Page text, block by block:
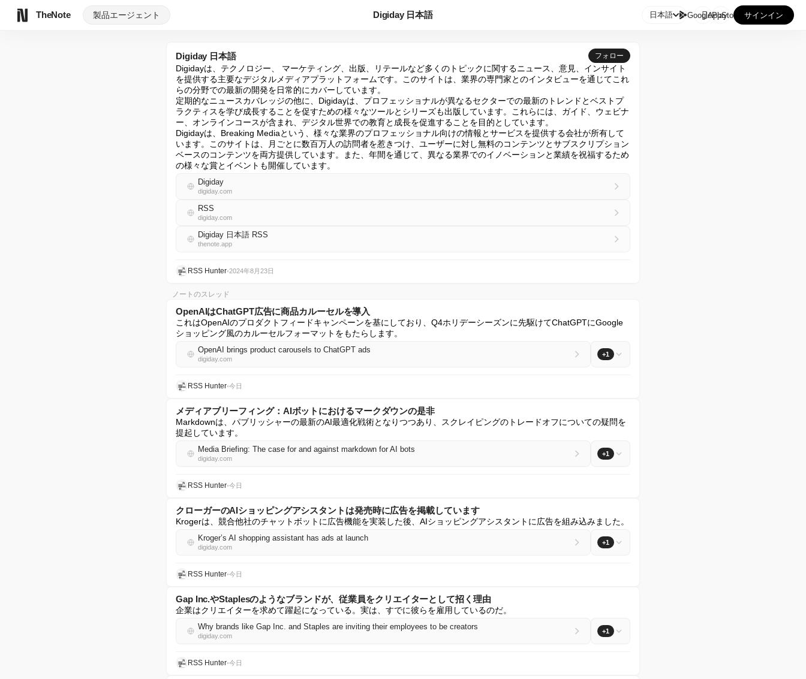
TheNote 製品エージェント Digiday 日本語 日本語 GooglePlay
AppStore サインイン
Digiday 日本語 フォロー
Digidayは、テクノロジー、 マーケティング、出版、リテールなど多くのトピックに関するニュース、意見、インサイト
を提供する主要なデジタルメディアプラットフォームです。このサイトは、業界の専門家とのインタビューを通じてこれ
らの分野での最新の開発を日常的にカバーしています。
定期的なニュースカバレッジの他に、Digidayは、プロフェッショナルが異なるセクターでの最新のトレンドとベストプ
ラクティスを学び成長することを促すための様々なツールとシリーズも出版しています。これらには、ガイド、ウェビナ
ー、オンラインコースが含まれ、デジタル世界での教育と成長を促進することを目的としています。
Digidayは、Breaking Mediaという、様々な業界のプロフェッショナル向けの情報とサービスを提供する会社が所有して
います。このサイトは、月ごとに数百万人の訪問者を惹きつけ、ユーザーに対し無料のコンテンツとサブスクリプション
ベースのコンテンツを両方提供しています。また、年間を通じて、異なる業界でのイノベーションと業績を祝福するため
の様々な賞とイベントも開催しています。
Digiday
digiday.com
RSS
digiday.com
Digiday 日本語 RSS
thenote.app
RSS Hunter•2024年8月23日
ノートのスレッド
OpenAIはChatGPT広告に商品カルーセルを導入
これはOpenAIのプロダクトフィードキャンペーンを基にしており、Q4ホリデーシーズンに先駆けてChatGPTにGoogle
ショッピング風のカルーセルフォーマットをもたらします。
OpenAI brings product carousels to ChatGPT ads
digiday.com
+1
RSS Hunter•今日
メディアブリーフィング：AIボットにおけるマークダウンの是非
Markdownは、パブリッシャーの最新のAI最適化戦術となりつつあり、スクレイピングのトレードオフについての疑問を
提起しています。
Media Briefing: The case for and against markdown for AI bots
digiday.com
+1
RSS Hunter•今日
クローガーのAIショッピングアシスタントは発売時に広告を掲載しています
Krogerは、競合他社のチャットボットに広告機能を実装した後、AIショッピングアシスタントに広告を組み込みました。
Kroger’s AI shopping assistant has ads at launch
digiday.com
+1
RSS Hunter•今日
Gap Inc.やStaplesのようなブランドが、従業員をクリエイターとして招く理由
企業はクリエイターを求めて躍起になっている。実は、すでに彼らを雇用しているのだ。
Why brands like Gap Inc. and Staples are inviting their employees to be creators
digiday.com
+1
RSS Hunter•今日